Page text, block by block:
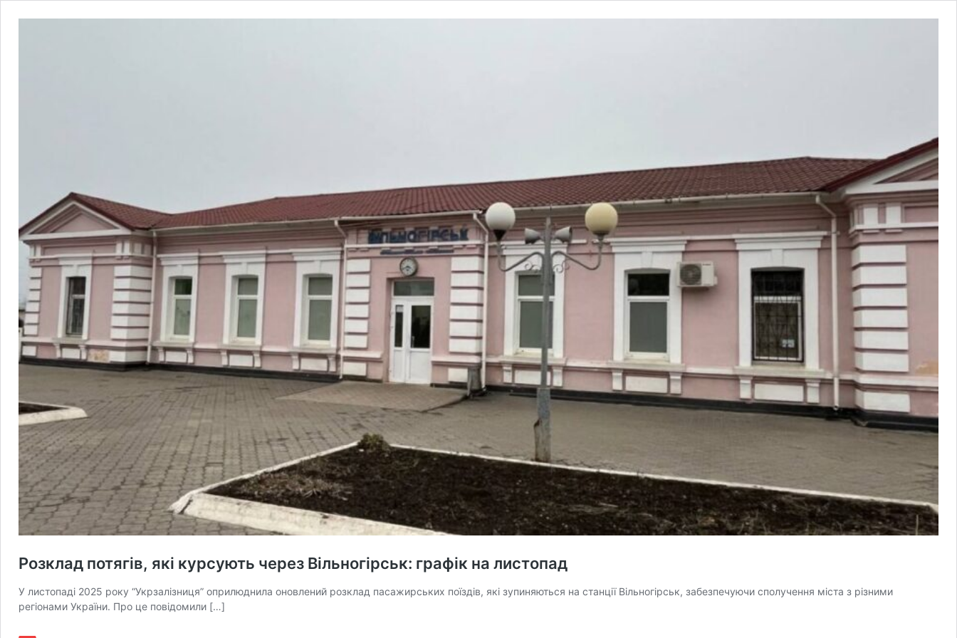
Розклад потягів, які курсують через Вільногірськ: графік на листопад
У листопаді 2025 року “Укрзалізниця” оприлюднила оновлений розклад пасажирських поїздів, які зупиняються на станції Вільногірськ, забезпечуючи сполучення міста з різними
регіонами України. Про це повідомили […]